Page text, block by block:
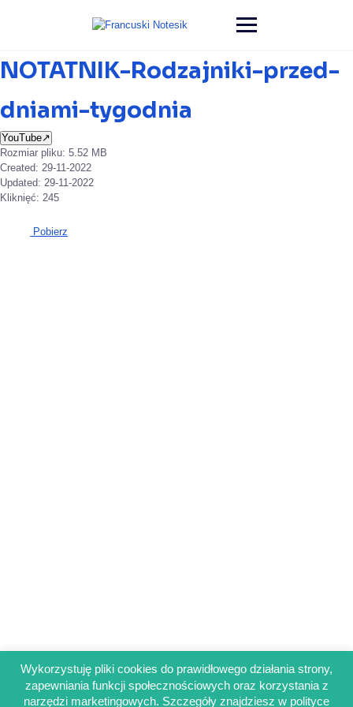
NOTATNIK-Rodzajniki-przed-
dniami-tygodnia
YouTube↗
Rozmiar pliku: 5.52 MB
Created: 29-11-2022
Updated: 29-11-2022
Kliknięć: 245
Pobierz
Regulamin sklepu
Wykorzystuję pliki cookies do prawidłowego działania strony,
zapewniania funkcji społecznościowych oraz korzystania z
narzędzi marketingowych. Szczegóły znajdziesz w polityce